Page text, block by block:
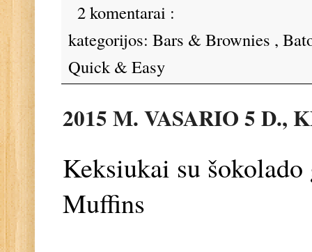
2 komentarai :
kategorijos: Bars & Brownies ,
Quick & Easy
2015 M. VASARIO 5 D.,
Keksiukai su
Muffins